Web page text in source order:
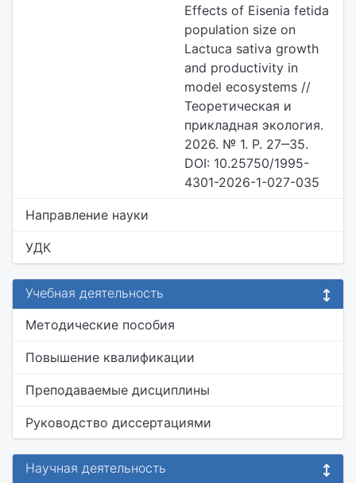
Effects of Eisenia fetida
population size on
Lactuca sativa growth
and productivity in
model ecosystems //
Теоретическая и
прикладная экология.
2026. № 1. P. 27‒35.
DOI: 10.25750/1995-
4301-2026-1-027-035
Направление науки
УДК
Учебная деятельность
Методические пособия
Повышение квалификации
Преподаваемые дисциплины
Руководство диссертациями
Научная деятельность